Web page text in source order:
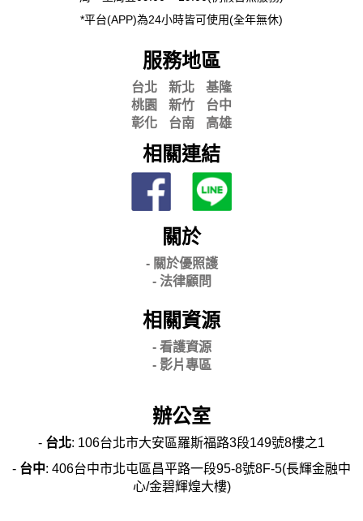
*平台(APP)為24小時皆可使用(全年無休)
服務地區
台北 新北
基隆
桃園
新竹
台中
彰化
台南 高雄
相關連結
關於
- 關於優照護
- 法律顧問
相關資源
- 看護資源
- 影片專區
辦公室
- 台北: 106台北市大安區羅斯福路3段149號8樓之1
- 台中: 406台中市北屯區昌平路一段95-8號8F-5(長輝金融中
心/金碧輝煌大樓)